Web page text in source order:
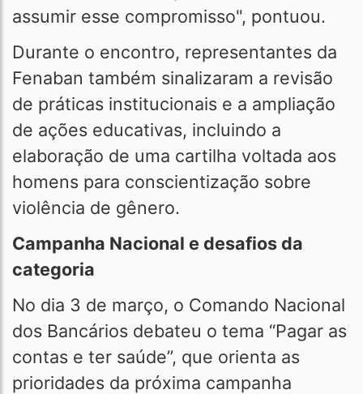
assumir esse compromisso", pontuou.
Durante o encontro, representantes da
Fenaban também sinalizaram a revisão
de práticas institucionais e a ampliação
de ações educativas, incluindo a
elaboração de uma cartilha voltada aos
homens para conscientização sobre
violência de gênero.
Campanha Nacional e desafios da
categoria
No dia 3 de março, o Comando Nacional
dos Bancários debateu o tema “Pagar as
contas e ter saúde”, que orienta as
prioridades da próxima campanha